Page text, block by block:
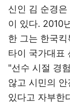
신인 김 순경
이 있다. 2010
한 그는 한국
타이 국가대표
"선수 시절 경
않고 시민의
있다고 자부한